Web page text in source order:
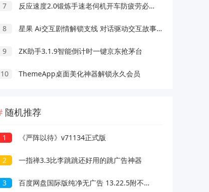
7 反应速度2.0锻炼手速老伺机开车防疲劳必备
8 星果 Ai交互剧情解锁支线 对话驱动交互故事剧情
9 ZK助手3.1.9智能倒计时一键京东抢茅台
10 ThemeApp桌面美化神器解锁永久会员
随机推荐
1 《严阵以待》v71134正式版
2 一指禅3.3比李跳跳还好用的跳广告神器
3 百度网盘国际版纯净无广告 13.22.5附不限速方法